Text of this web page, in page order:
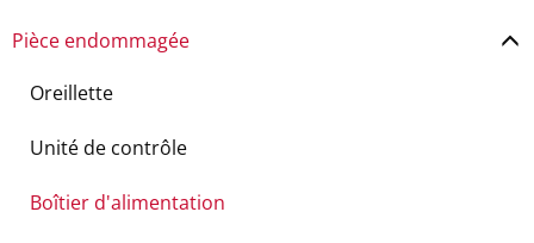
Pièce endommagée
Oreillette
Unité de contrôle
Boîtier d'alimentation